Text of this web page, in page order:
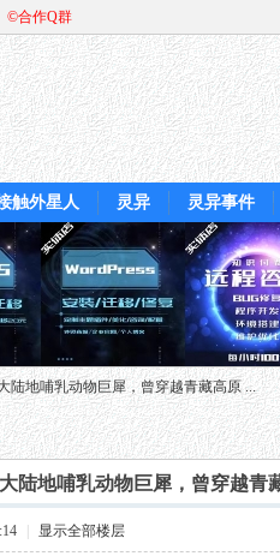
©合作Q群
触外星人 灵异 灵异事件
陆地哺乳动物巨犀，曾穿越青藏高原 ...
陆地哺乳动物巨犀，曾穿越青
显示全部楼层